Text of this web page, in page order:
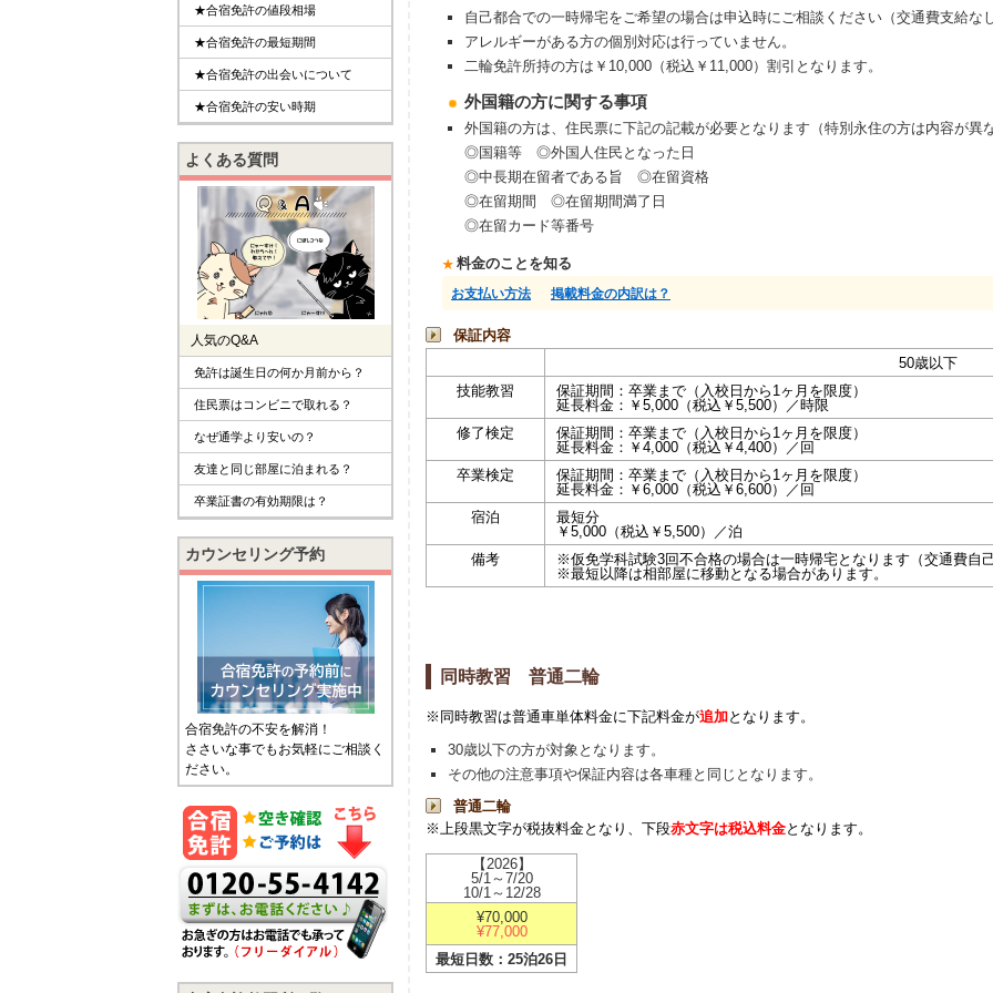
自己都合での一時帰宅をご希望の場合は申込時にご相談ください（交通費支給なし
アレルギーがある方の個別対応は行っていません。
二輪免許所持の方は￥10,000（税込￥11,000）割引となります。
外国籍の方に関する事項
外国籍の方は、住民票に下記の記載が必要となります（特別永住の方は内容が異
◎国籍等 ◎外国人住民となった日
◎中長期在留者である旨 ◎在留資格
◎在留期間 ◎在留期間満了日
◎在留カード等番号
料金のことを知る
お支払い方法 掲載料金の内訳は？
保証内容
50歳以下
技能教習
保証期間：卒業まで（入校日から1ヶ月を限度）
延長料金：￥5,000（税込￥5,500）／時限
修了検定
保証期間：卒業まで（入校日から1ヶ月を限度）
延長料金：￥4,000（税込￥4,400）／回
卒業検定
保証期間：卒業まで（入校日から1ヶ月を限度）
延長料金：￥6,000（税込￥6,600）／回
宿泊
最短分
￥5,000（税込￥5,500）／泊
備考
※仮免学科試験3回不合格の場合は一時帰宅となります（交通費自己
※最短以降は相部屋に移動となる場合があります。
同時教習 普通二輪
※同時教習は普通車単体料金に下記料金が追加となります。
30歳以下の方が対象となります。
その他の注意事項や保証内容は各車種と同じとなります。
普通二輪
※上段黒文字が税抜料金となり、下段赤文字は税込料金となります。
【2026】
5/1～7/20
10/1～12/28
¥70,000
¥77,000
最短日数：25泊26日
★合宿免許の値段相場
★合宿免許の最短期間
★合宿免許の出会いについて
★合宿免許の安い時期
よくある質問
人気のQ&A
免許は誕生日の何か月前から？
住民票はコンビニで取れる？
なぜ通学より安いの？
友達と同じ部屋に泊まれる？
卒業証書の有効期限は？
カウンセリング予約
合宿免許の不安を解消！
ささいな事でもお気軽にご相談く
ださい。